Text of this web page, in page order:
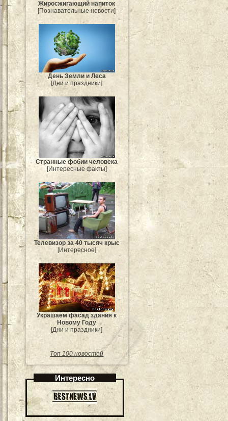
Жиросжигающий напиток
[Познавательные новости]
День Земли и Леса
[Дни и праздники]
Странные фобии человека
[Интересные факты]
Телевизор за 40 тысяч крыс
[Интересное]
Украшаем фасад здания к
Новому Году
[Дни и праздники]
Топ 100 новостей
Интересно